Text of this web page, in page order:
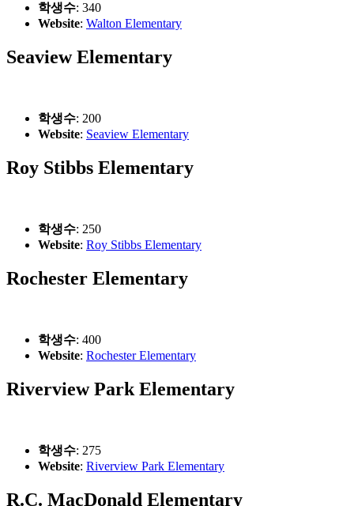
학생수: 340
Website: Walton Elementary
Seaview Elementary
학생수: 200
Website: Seaview Elementary
Roy Stibbs Elementary
학생수: 250
Website: Roy Stibbs Elementary
Rochester Elementary
학생수: 400
Website: Rochester Elementary
Riverview Park Elementary
학생수: 275
Website: Riverview Park Elementary
R.C. MacDonald Elementary